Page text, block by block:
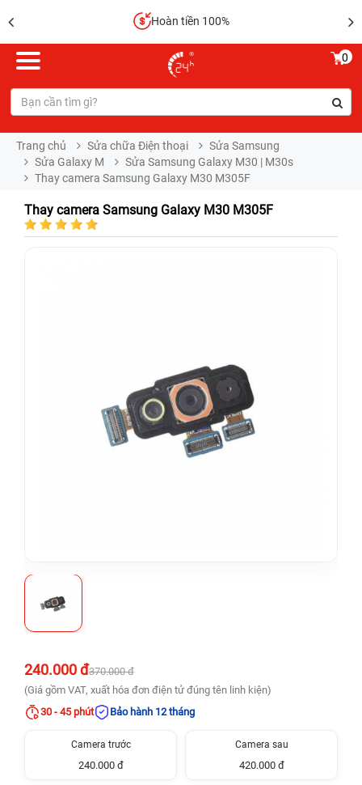
Hoàn tiền 100%
0
Trang chủ Sửa chữa Điện thoại
Sửa Samsung
Sửa Galaxy M
Sửa Samsung Galaxy M30 | M30s
Thay camera Samsung Galaxy M30 M305F
Thay camera Samsung Galaxy M30 M305F
240.000 đ370.000 đ
(Giá gồm VAT, xuất hóa đơn điện tử đúng tên linh kiện)
30 - 45 phút
Bảo hành 12 tháng
Camera trước
240.000 đ
Camera sau
420.000 đ